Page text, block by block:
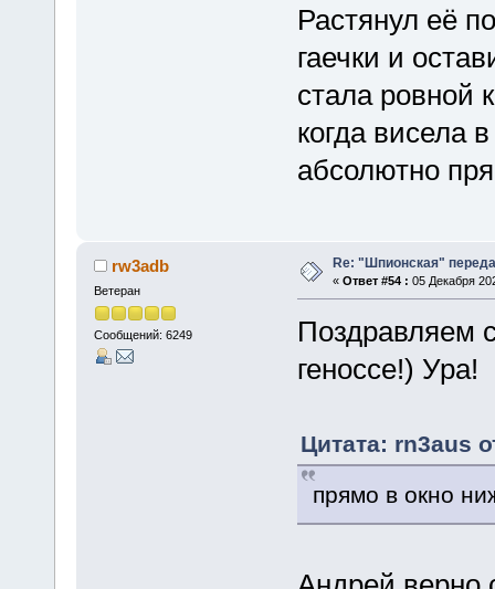
Растянул её
гаечки и
стала ровной
когда висела
абсолютно
rw3adb
Ветеран
Сообщений: 6249
Re: "Шпионская"
« Ответ #54 : 05 Декабря
Поздравляем
геноссе!) Ура!
Цитата: rn3aus
прямо в окно